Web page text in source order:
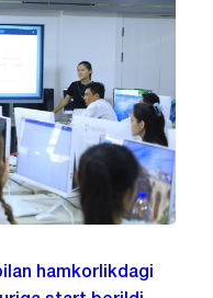
hamkorlikdagi